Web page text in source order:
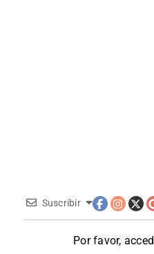
Suscribir
Por favor,